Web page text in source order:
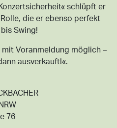
schlüpft er
die er ebenso perfekt
Swing!
mit Voranmeldung möglich –
ausverkauft!«.
76